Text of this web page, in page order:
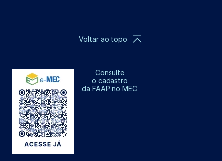
Consulte
o cadastro
da FAAP no MEC
Voltar ao topo